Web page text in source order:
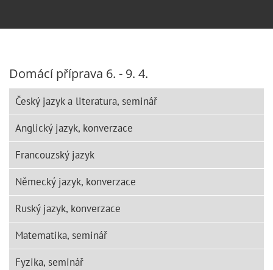
Domácí příprava 6. - 9. 4.
Český jazyk a literatura, seminář
Anglický jazyk, konverzace
Francouzský jazyk
Německý jazyk, konverzace
Ruský jazyk, konverzace
Matematika, seminář
Fyzika, seminář